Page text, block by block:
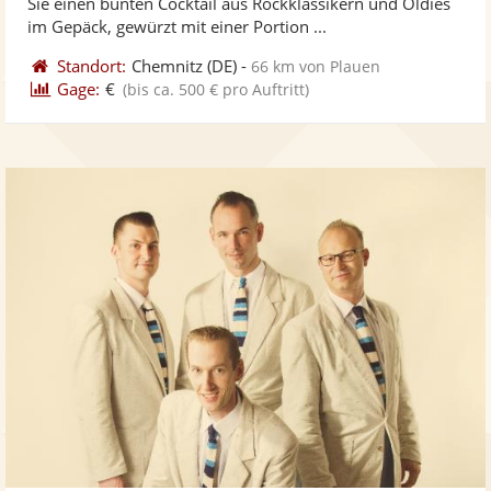
im Gepäck, gewürzt mit einer Portion ...
Standort: Chemnitz (DE) -66 km von Plauen
Gage: € (bis ca. 500 € pro Auftritt)